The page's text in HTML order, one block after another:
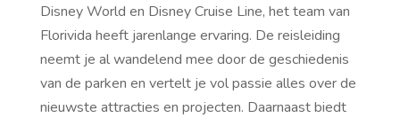
Disney World en Disney Cruise Line, het team van
Florivida heeft jarenlange ervaring. De reisleiding
neemt je al wandelend mee door de geschiedenis
van de parken en vertelt je vol passie alles over de
nieuwste attracties en projecten. Daarnaast biedt